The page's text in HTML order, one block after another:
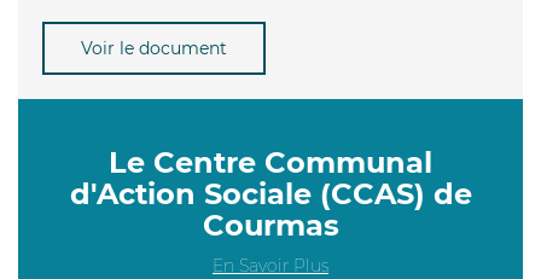
Voir le document
Le Centre Communal
d'Action Sociale (CCAS) de
Courmas
En Savoir Plus